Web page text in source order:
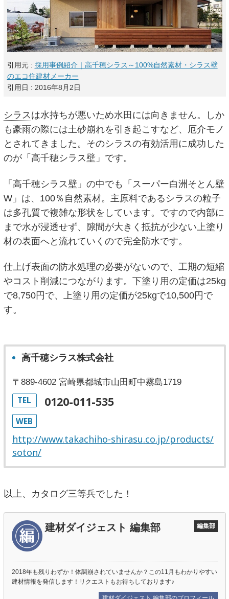
引用元 : 採用事例紹介｜高千穂シラス～100%自然素材・シラス壁
のエコ住建材メーカー
引用日 : 2016年8月2日
シラスは水持ちが悪いため水田には向きません。しか
も豪雨の際には土砂崩れを引き起こすなど、厄介モノ
とされてきました。そのシラスの有効活用に成功した
のが「高千穂シラス壁」です。
「高千穂シラス壁」の中でも「スーパー白洲そとん壁
W」は、100％自然素材。主原料であるシラスの粒子
は多孔質で複雑な形状をしています。ですので内部に
まで水が浸透せず、隙間が大きく抵抗が少ない上塗り
材の表面へと流れていくので完全防水です。
仕上げ表面の防水処理の必要がないので、工期の短縮
やコスト削減につながります。下塗り用の定価は25kg
で8,750円で、上塗り用の定価が25kgで10,500円で
す。
高千穂シラス株式会社
〒889-4602 宮崎県都城市山田町中霧島1719
TEL 0120-011-535
WEB
http://www.takachiho-shirasu.co.jp/products/
soton/
以上、カタログ三等兵でした！
建材ダイジェスト 編集部 編集部
2018年も残りわずか！体調崩されていませんか？この11月もわかりやすい
建材情報を発信します！リクエストもお待ちしております♪